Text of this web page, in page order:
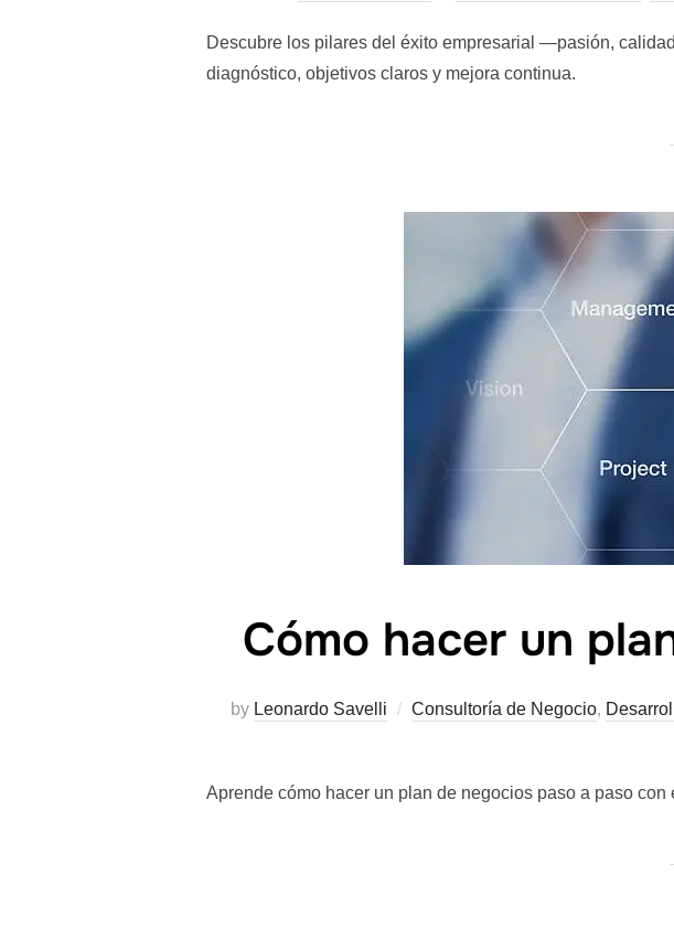
Descubre los pilares del éxito empresarial —pasión,
diagnóstico, objetivos claros y mejora continua.
Cómo hacer un
by Leonardo Savelli Consultoría de Negocio,
Aprende cómo hacer un plan de negocios paso a paso